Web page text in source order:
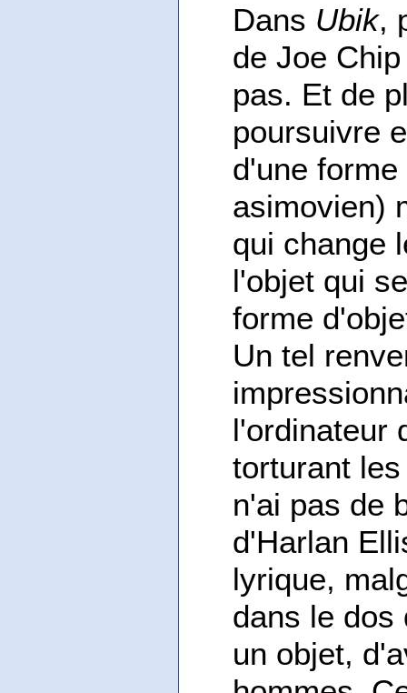
Dans Ubik,
de Joe
pas. Et de
poursuivre
d'une
asimovien)
qui change
l'objet qui
forme
Un tel
l'ordinateur
torturant
n'ai pas de
d'Harlan
lyrique,
dans le dos
un objet,